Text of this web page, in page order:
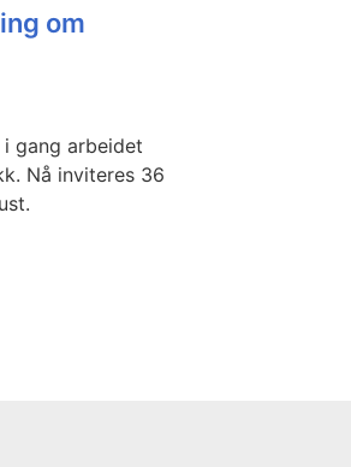
om
gang arbeidet
Nå inviteres 36